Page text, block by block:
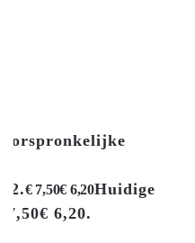
Oorspronkelijke
€7,50€ 6,20Huidige
7,50€ 6,20.